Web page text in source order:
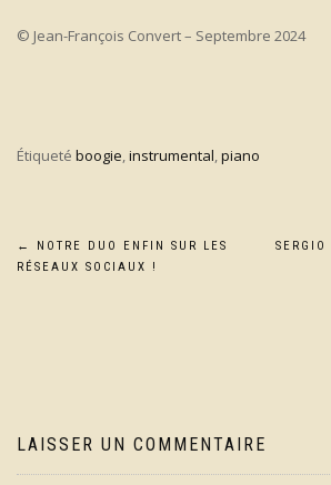
© Jean-François Convert – Septembre 2024
Étiqueté boogie,instrumental,piano
Navigation
←
NOTRE DUO ENFIN SUR LES
RÉSEAUX SOCIAUX !
SERGIO
LAISSER UN COMMENTAIRE